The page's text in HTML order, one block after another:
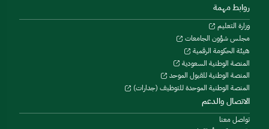
روابط مهمة
وزارة التعليم
مجلس شؤون الجامعات
هيئة الحكومة الرقمية
المنصة الوطنية السعودية
المنصة الوطنية للقبول الموحد
المنصة الوطنية الموحدة للتوظيف (جدارات)
الاتصال والدعم
تواصل معنا